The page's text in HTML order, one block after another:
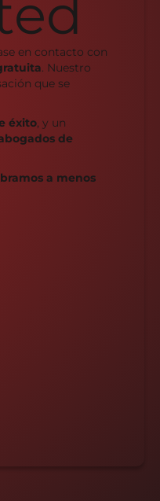
en contacto con
. Nuestro
que se
éxito, y un
de
a menos